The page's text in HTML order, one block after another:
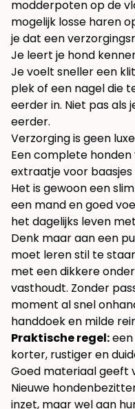
modderpoten op de
mogelijk losse haren
je dat een
Je leert je hond
Je voelt sneller een
plek of een nagel die
eerder in. Niet pas als
eerder.
Verzorging is geen luxe
Een complete
extraatje voor baasjes
Het is gewoon een
een mand en goed
het dagelijks leven
Denk maar aan een
moet leren stil te
met een dikkere
vasthoudt. Zonder
moment al snel
handdoek en milde
Praktische regel:
korter, rustiger en
Goed materiaal geeft
Nieuwe
inzet, maar wel aan